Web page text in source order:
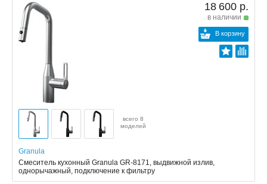
18 600 р.
в наличии
В корзину
всего 8
моделей
Granula
Смеситель кухонный Granula GR-8171, выдвижной излив,
однорычажный, подключение к фильтру